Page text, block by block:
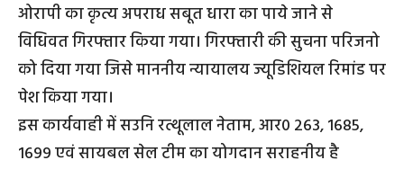
ओरापी का कृत्य अपराध सबूत धारा का पाये जाने से
विधिवत गिरफ्तार किया गया। गिरफ्तारी की सुचना परिजनो
को दिया गया जिसे माननीय न्यायालय ज्यूडिशियल रिमांड पर
पेश किया गया।
इस कार्यवाही में सउनि रत्थूलाल नेताम, आर0 263, 1685,
1699 एवं सायबल सेल टीम का योगदान सराहनीय है